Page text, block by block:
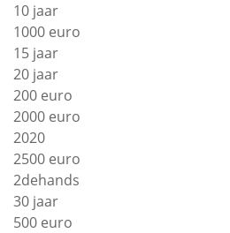
10 jaar
1000 euro
15 jaar
20 jaar
200 euro
2000 euro
2020
2500 euro
2dehands
30 jaar
500 euro